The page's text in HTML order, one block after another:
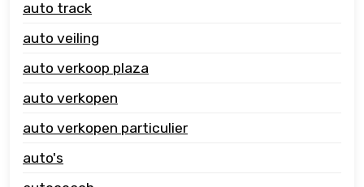
auto track
auto veiling
auto verkoop plaza
auto verkopen
auto verkopen particulier
auto's